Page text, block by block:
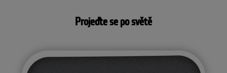
Projeďte se po světě